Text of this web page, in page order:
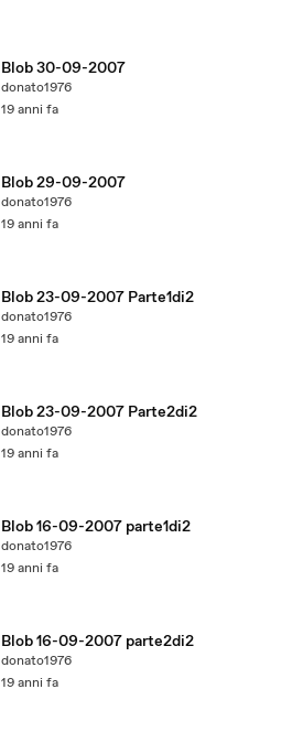
Blob 30-09-2007
donato1976
19 anni fa
Blob 29-09-2007
donato1976
19 anni fa
Blob 23-09-2007 Parte1di2
donato1976
19 anni fa
Blob 23-09-2007 Parte2di2
donato1976
19 anni fa
Blob 16-09-2007 parte1di2
donato1976
19 anni fa
Blob 16-09-2007 parte2di2
donato1976
19 anni fa